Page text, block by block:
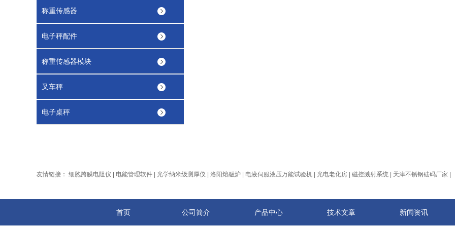
称重传感器
电子秤配件
称重传感器模块
叉车秤
电子桌秤
友情链接： 细胞跨膜电阻仪 电能管理软件 光学纳米级测厚仪 洛阳熔融炉 电液伺服液压万能试验机 光电老化房 磁控溅射系统 天津不锈钢砝码厂家
首页 公司简介 产品中心 技术文章 新闻资讯